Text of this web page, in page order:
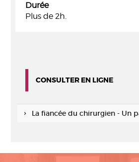
Durée
Plus de 2h.
CONSULTER EN LIGNE
La fiancée du chirurgien - Un